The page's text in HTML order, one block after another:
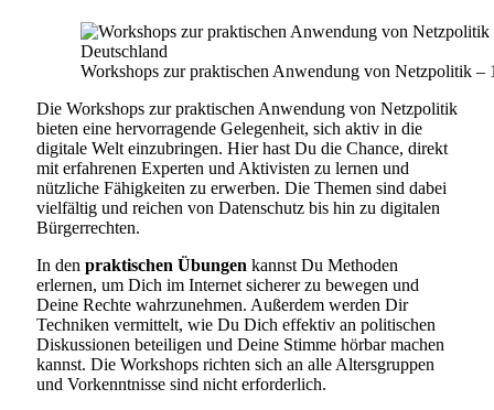
Workshops zur praktischen Anwendung von Netzpolitik
Die Workshops zur praktischen Anwendung von Netzpolitik
bieten eine hervorragende Gelegenheit, sich aktiv in die
digitale Welt einzubringen. Hier hast Du die Chance, direkt
mit erfahrenen Experten und Aktivisten zu lernen und
nützliche Fähigkeiten zu erwerben. Die Themen sind dabei
vielfältig und reichen von Datenschutz bis hin zu digitalen
Bürgerrechten.
In den praktischen Übungen kannst Du Methoden
erlernen, um Dich im Internet sicherer zu bewegen und
Deine Rechte wahrzunehmen. Außerdem werden Dir
Techniken vermittelt, wie Du Dich effektiv an politischen
Diskussionen beteiligen und Deine Stimme hörbar machen
kannst. Die Workshops richten sich an alle Altersgruppen
und Vorkenntnisse sind nicht erforderlich.